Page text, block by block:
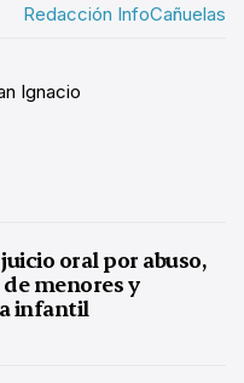
Redacción InfoCañuelas
Ignacio
oral por abuso,
menores y
infantil